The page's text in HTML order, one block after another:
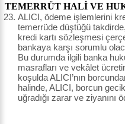
TEMERRÜT HALİ VE
ALICI, ödeme işlemlerini
temerrüde düştüğü
kredi kartı sözleşmesi
bankaya karşı sorumlu
Bu durumda ilgili banka
masrafları ve vekâlet
koşulda ALICI’nın
halinde, ALICI, borcun
uğradığı zarar ve ziyanını